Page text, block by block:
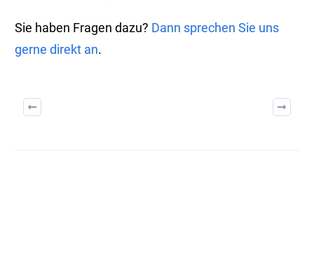
Sie haben Fragen dazu? Dann sprechen Sie uns
gerne direkt an.